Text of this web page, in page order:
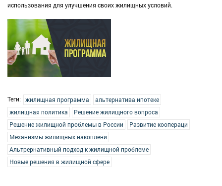
использования для улучшения своих жилищных условий.
Теги: жилищная программа
альтернатива ипотеке
жилищная политика
Решение жилищного вопроса
Решение жилищной проблемы в России
Развитие коопераци
Механизмы жилищных накоплени
Альтрернативный подход к жилищной проблеме
Новые решения в жилищной сфере